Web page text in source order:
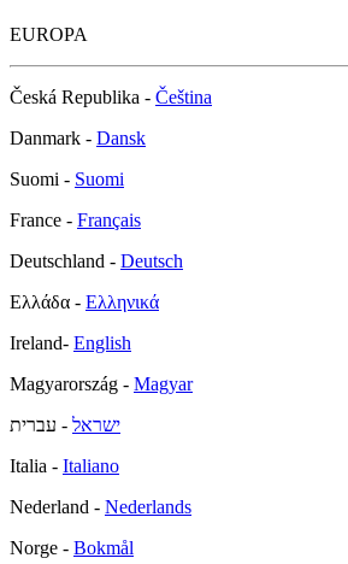
EUROPA
Česká Republika - Čeština
Danmark - Dansk
Suomi - Suomi
France - Français
Deutschland - Deutsch
Ελλάδα - Ελληνικά
Ireland- English
Magyarország - Magyar
ישראל - עברית
Italia - Italiano
Nederland - Nederlands
Norge - Bokmål